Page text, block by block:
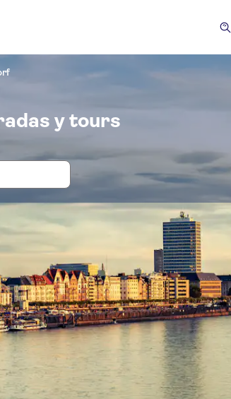
y tours
y visitas guiadas para
Excursiones de un día